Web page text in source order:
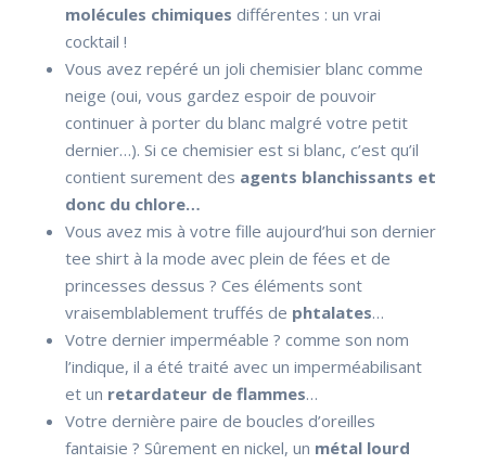
molécules chimiques différentes : un vrai
cocktail !
Vous avez repéré un joli chemisier blanc comme
neige (oui, vous gardez espoir de pouvoir
continuer à porter du blanc malgré votre petit
dernier…). Si ce chemisier est si blanc, c’est qu’il
contient surement des agents blanchissants et
donc du chlore…
Vous avez mis à votre fille aujourd’hui son dernier
tee shirt à la mode avec plein de fées et de
princesses dessus ? Ces éléments sont
vraisemblablement truffés de phtalates…
Votre dernier imperméable ? comme son nom
l’indique, il a été traité avec un imperméabilisant
et un retardateur de flammes…
Votre dernière paire de boucles d’oreilles
fantaisie ? Sûrement en nickel, un métal lourd